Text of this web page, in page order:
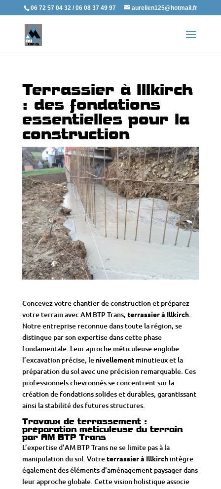
06 72 57 04 32 / 06 08 37 49 97 aurelien125@hotmail.fr
Terrassier à Illkirch
: des fondations
essentielles pour la
construction
Concevez votre chantier de construction et préparez
votre terrain avec AM BTP Trans, terrassier à Illkirch.
Notre entreprise reconnue dans toute la région, se
distingue par son expertise dans cette phase
fondamentale. Leur aproche méticuleuse englobe
l’excavation précise, le nivellementminutieux et la
préparation du sol avec une précision remarquable. Ces
professionnels chevronnés se concentrent sur la
création de fondationssolides et durables, garantissant
ainsi la stabilité des futures structures.
Travaux de terrassement :
préparation méticuleuse du terrain
par AM BTP Trans
L’expertise d’AM BTP Trans ne se limite pas à la
manipulation du sol. Votreterrassier à Illkirchintègre
également des éléments d’aménagement paysager dans
leur approche globale. Cette vision holistique associe